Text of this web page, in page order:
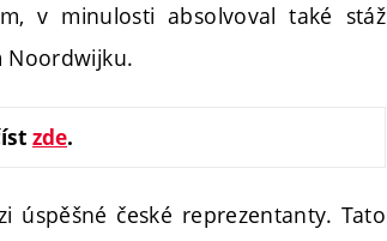
v minulosti absolvoval také stáž
Noordwijku.
zde.
úspěšné české reprezentanty. Tato